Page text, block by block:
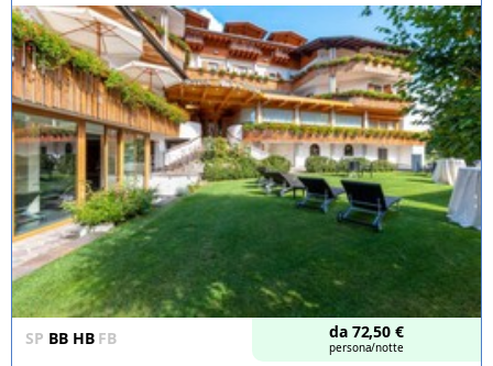
SP BB HB FB da 72,50 €
persona/notte